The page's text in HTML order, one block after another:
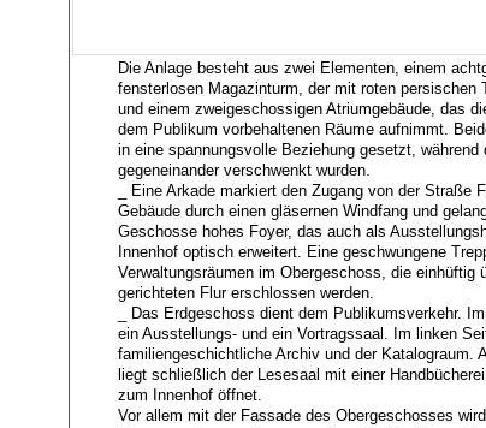
Die Anlage besteht aus zwei Elementen, einem
fensterlosen Magazinturm, der mit roten persischen
und einem zweigeschossigen Atriumgebäude, das
dem Publikum vorbehaltenen Räume aufnimmt.
in eine spannungsvolle Beziehung gesetzt, während
gegeneinander verschwenkt wurden.
_ Eine Arkade markiert den Zugang von der Straße
Gebäude durch einen gläsernen Windfang und
Geschosse hohes Foyer, das auch als
Innenhof optisch erweitert. Eine geschwungene
Verwaltungsräumen im Obergeschoss, die einhüftig
gerichteten Flur erschlossen werden.
_ Das Erdgeschoss dient dem Publikumsverkehr.
ein Ausstellungs- und ein Vortragssaal. Im linken
familiengeschichtliche Archiv und der Katalograum.
liegt schließlich der Lesesaal mit einer
zum Innenhof öffnet.
Vor allem mit der Fassade des Obergeschosses